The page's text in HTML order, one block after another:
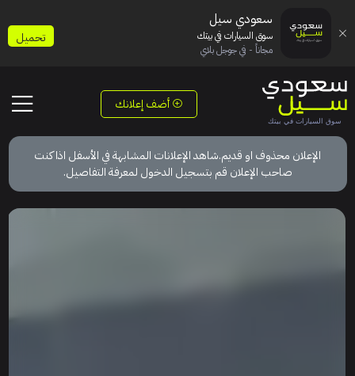
أضف إعلانك
الإعلان محذوف او قديم.شاهد الإعلانات المشابهة في الأسفل اذا كنت
صاحب الإعلان قم بتسجيل الدخول لمعرفة التفاصيل.
سعودي سيل
سوق السيارات في بيتك
مجاناً - في جوجل بلاي
تحميل